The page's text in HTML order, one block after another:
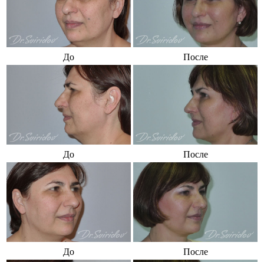
До После
До После
До После